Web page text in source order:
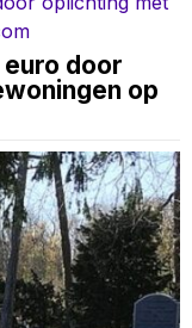
door
op